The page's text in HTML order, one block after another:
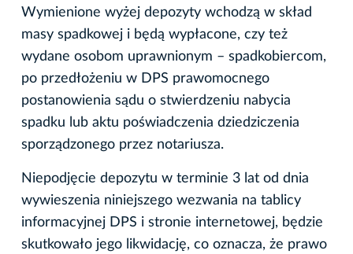
Wymienione wyżej depozyty wchodzą w skład
masy spadkowej i będą wypłacone, czy też
wydane osobom uprawnionym – spadkobiercom,
po przedłożeniu w DPS prawomocnego
postanowienia sądu o stwierdzeniu nabycia
spadku lub aktu poświadczenia dziedziczenia
sporządzonego przez notariusza.
Niepodjęcie depozytu w terminie 3 lat od dnia
wywieszenia niniejszego wezwania na tablicy
informacyjnej DPS i stronie internetowej, będzie
skutkowało jego likwidację, co oznacza, że prawo